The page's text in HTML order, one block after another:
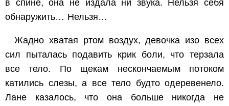
в спине, она не издала ни звука. Нельзя себя
обнаружить… Нельзя…
Жадно хватая ртом воздух, девочка изо всех
сил пыталась подавить крик боли, что терзала
все тело. По щекам нескончаемым потоком
катились слезы, а все тело будто одеревенело.
Лане казалось, что она больше никогда не